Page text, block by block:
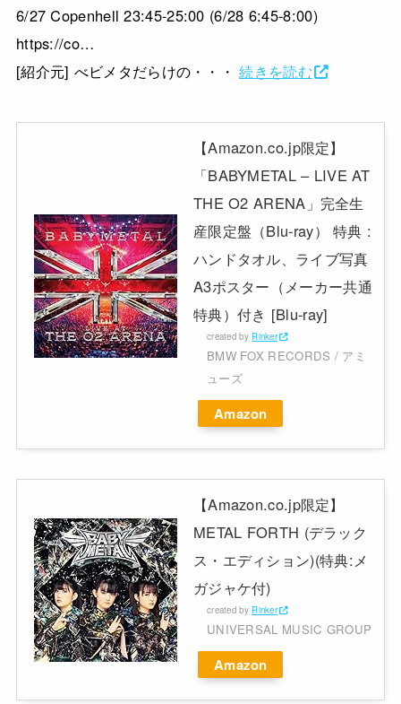
6/27 Copenhell 23:45-25:00 (6/28 6:45-8:00)
https://co…
[紹介元] べビメタだらけの・・・続きを読む
【Amazon.co.jp限定】
「BABYMETAL – LIVE AT
THE O2 ARENA」完全生
産限定盤（Blu-ray） 特典 :
ハンドタオル、ライブ写真
A3ポスター（メーカー共通
特典）付き [Blu-ray]
created by Rinker
BMW FOX RECORDS / アミ
ューズ
Amazon
【Amazon.co.jp限定】
METAL FORTH (デラック
ス・エディション)(特典:メ
ガジャケ付)
created by Rinker
UNIVERSAL MUSIC GROUP
Amazon